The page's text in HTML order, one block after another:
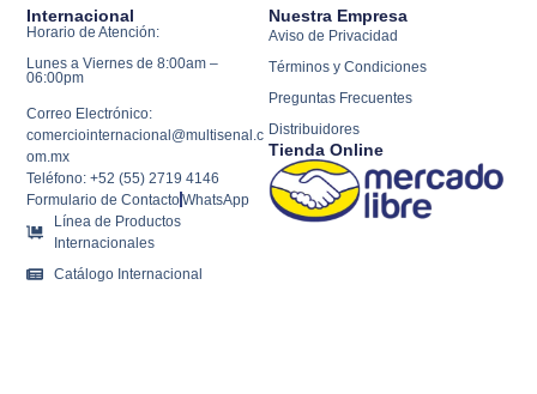
Nuestra Empresa
Aviso de Privacidad
Términos y Condiciones
Preguntas Frecuentes
Distribuidores
Tienda Online
Internacional
Horario de Atención:
Lunes a Viernes de 8:00am –
06:00pm
Correo Electrónico:
comerciointernacional@multisenal.c
om.mx
Teléfono: +52 (55) 2719 4146
Formulario de ContactoWhatsApp
Línea de Productos
Internacionales
Catálogo Internacional